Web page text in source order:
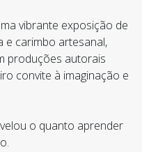
vibrante exposição de
e carimbo artesanal,
produções autorais
convite à imaginação e
o quanto aprender